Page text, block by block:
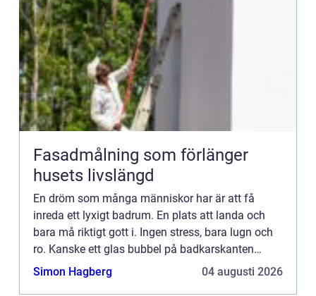
Fasadmålning som förlänger
husets livslängd
En dröm som många människor har är att få
inreda ett lyxigt badrum. En plats att landa och
bara må riktigt gott i. Ingen stress, bara lugn och
ro. Kanske ett glas bubbel på badkarskanten
medans jetstrålarn...
Simon Hagberg 04 augusti 2026